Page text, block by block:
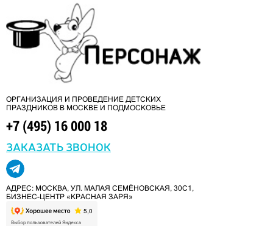
ОРГАНИЗАЦИЯ И ПРОВЕДЕНИЕ ДЕТСКИХ
ПРАЗДНИКОВ В МОСКВЕ И ПОДМОСКОВЬЕ
+7 (495) 16 000 18
ЗАКАЗАТЬ ЗВОНОК
АДРЕС: МОСКВА, УЛ. МАЛАЯ СЕМЁНОВСКАЯ, 30С1,
БИЗНЕС-ЦЕНТР «КРАСНАЯ ЗАРЯ»